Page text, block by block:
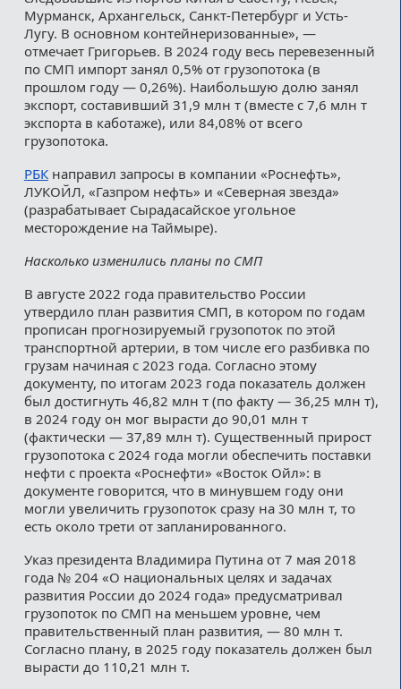
Мурманск, Архангельск, Санкт-Петербург и Усть-
Лугу. В основном контейнеризованные», —
отмечает Григорьев. В 2024 году весь перевезенный
по СМП импорт занял 0,5% от грузопотока (в
прошлом году — 0,26%). Наибольшую долю занял
экспорт, составивший 31,9 млн т (вместе с 7,6 млн т
экспорта в каботаже), или 84,08% от всего
грузопотока.
РБКнаправил запросы в компании «Роснефть»,
ЛУКОЙЛ, «Газпром нефть» и «Северная звезда»
(разрабатывает Сырадасайское угольное
месторождение на Таймыре).
Насколько изменились планы по СМП
В августе 2022 года правительство России
утвердило план развития СМП, в котором по годам
прописан прогнозируемый грузопоток по этой
транспортной артерии, в том числе его разбивка по
грузам начиная с 2023 года. Согласно этому
документу, по итогам 2023 года показатель должен
был достигнуть 46,82 млн т (по факту — 36,25 млн т),
в 2024 году он мог вырасти до 90,01 млн т
(фактически — 37,89 млн т). Существенный прирост
грузопотока с 2024 года могли обеспечить поставки
нефти с проекта «Роснефти» «Восток Ойл»: в
документе говорится, что в минувшем году они
могли увеличить грузопоток сразу на 30 млн т, то
есть около трети от запланированного.
Указ президента Владимира Путина от 7 мая 2018
года № 204 «О национальных целях и задачах
развития России до 2024 года» предусматривал
грузопоток по СМП на меньшем уровне, чем
правительственный план развития, — 80 млн т.
Согласно плану, в 2025 году показатель должен был
вырасти до 110,21 млн т.